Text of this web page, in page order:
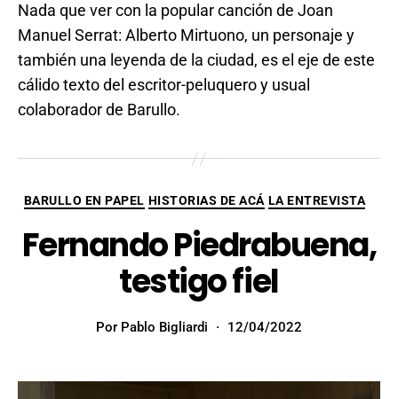
Nada que ver con la popular canción de Joan
Manuel Serrat: Alberto Mirtuono, un personaje y
también una leyenda de la ciudad, es el eje de este
cálido texto del escritor-peluquero y usual
colaborador de Barullo.
BARULLO EN PAPEL HISTORIAS DE ACÁ LA ENTREVISTA
Fernando Piedrabuena,
testigo fiel
Por Pablo Bigliardi 12/04/2022